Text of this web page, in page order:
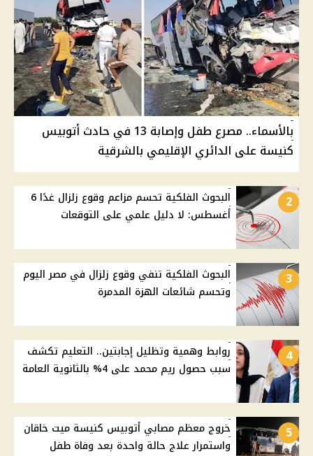
بالأسماء.. مصرع طفل وإصابة 13 في حادث أتوبيس
كنيسة على الدائري الإقليمي بالشرقية
2
البحوث الفلكية تحسم مزاعم وقوع زلزال غدًا 6
أغسطس: لا دليل علمي على التوقعات
3
البحوث الفلكية تنفي وقوع زلزال في مصر اليوم
وتحسم شائعات الهزة المدمرة
4
روابط وهمية وتظليل إجابتين.. التعليم تكشف
سبب حصول ريم محمد على 4% بالثانوية العامة
5
خروج معظم مصابي أتوبيس كنيسة ميت خاقان
واستمرار علاج حالة واحدة بعد وفاة طفل